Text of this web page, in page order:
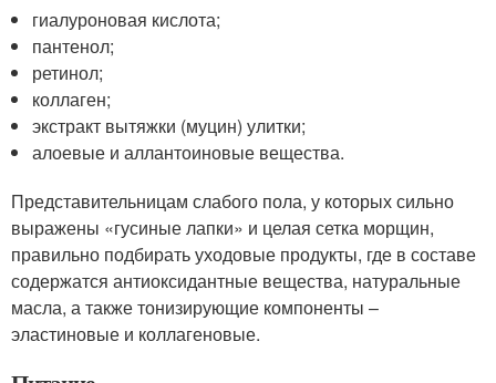
гиалуроновая кислота;
пантенол;
ретинол;
коллаген;
экстракт вытяжки (муцин) улитки;
алоевые и аллантоиновые вещества.
Представительницам слабого пола, у которых сильно
выражены «гусиные лапки» и целая сетка морщин,
правильно подбирать уходовые продукты, где в составе
содержатся антиоксидантные вещества, натуральные
масла, а также тонизирующие компоненты –
эластиновые и коллагеновые.